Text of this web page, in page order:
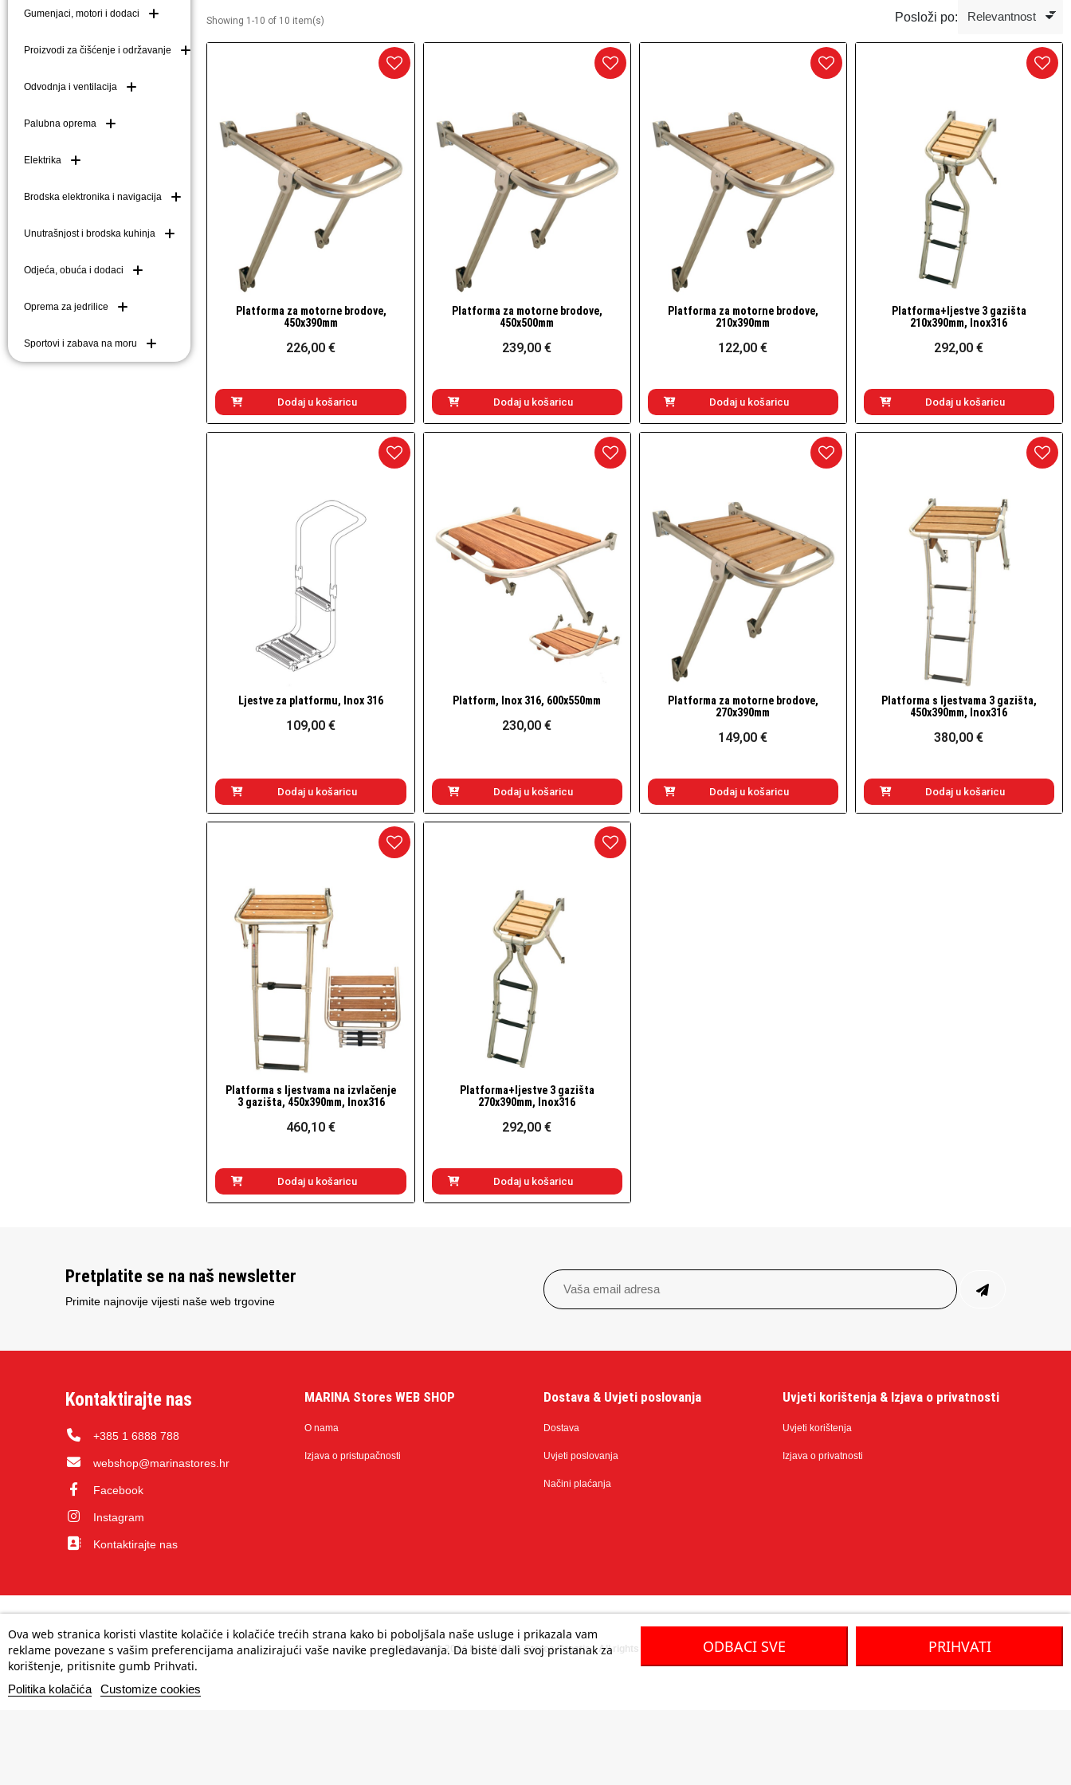
Brodske kuke (mezomarineri) i dodaci
Brodske ljestve i dodaci
Gumenjaci, motori i dodaci
Proizvodi za čišćenje i održavanje
Odvodnja i ventilacija
Palubna oprema
Elektrika
Brodska elektronika i navigacija
Unutrašnjost i brodska kuhinja
Odjeća, obuća i dodaci
Oprema za jedrilice
Sportovi i zabava na moru
Showing 1-10 of 10 item(s) Posloži po:
Brzi pogled
Platforma za motorne brodove,
450x390mm
226,00 €
Dodaj u košaricu
Brzi pogled
Platforma za motorne brodove,
450x500mm
239,00 €
Dodaj u košaricu
Brzi pogled
Platforma za motorne brodove,
210x390mm
122,00 €
Dodaj u košaricu
Brzi pogled
Platforma+ljestve 3 gazišta
210x390mm, Inox316
292,00 €
Dodaj u košaricu
Brzi pogled
Ljestve za platformu, Inox 316
109,00 €
Dodaj u košaricu
Brzi pogled
Platform, Inox 316, 600x550mm
230,00 €
Dodaj u košaricu
Brzi pogled
Platforma za motorne brodove,
270x390mm
149,00 €
Dodaj u košaricu
Brzi pogled
Platforma s ljestvama 3 gazišta,
450x390mm, Inox316
380,00 €
Dodaj u košaricu
Brzi pogled
Platforma s ljestvama na izvlačenje
3 gazišta, 450x390mm, Inox316
460,10 €
Dodaj u košaricu
Brzi pogled
Platforma+ljestve 3 gazišta
270x390mm, Inox316
292,00 €
Dodaj u košaricu
Pretplatite se na naš newsletter
Primite najnovije vijesti naše web trgovine
Kontaktirajte nas
+385 1 6888 788
webshop@marinastores.hr
Facebook
Instagram
Kontaktirajte nas
MARINA Stores WEB SHOP
O nama
Izjava o pristupačnosti
Dostava & Uvjeti poslovanja
Dostava
Uvjeti poslovanja
Načini plaćanja
Uvjeti korištenja & Izjava o privatnosti
Uvjeti korištenja
Izjava o privatnosti
© Copyright 2024 by MARINA Stores Croatia - All rights reserved
Ova web stranica koristi vlastite kolačiće i kolačiće trećih strana kako bi poboljšala naše usluge i prikazala vam
reklame povezane s vašim preferencijama analizirajući vaše navike pregledavanja. Da biste dali svoj pristanak za
korištenje, pritisnite gumb Prihvati.
Politika kolačića Customize cookies
ODBACI SVE PRIHVATI